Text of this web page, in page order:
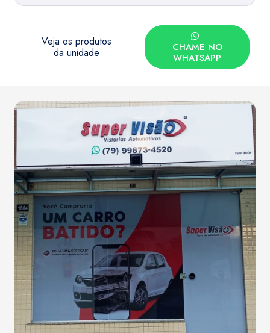
Veja os produtos
da unidade
CHAME NO
WHATSAPP